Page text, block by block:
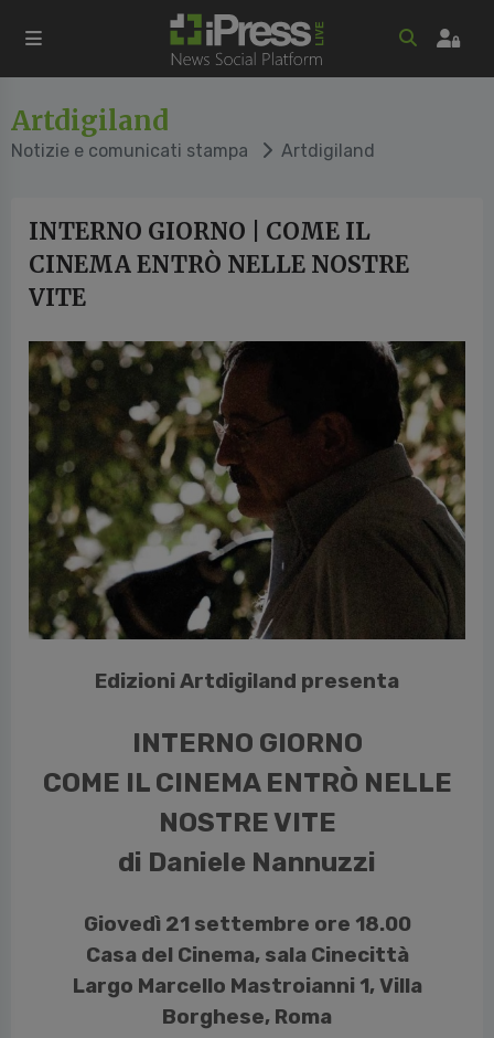
Artdigiland
Notizie e comunicati stampa Artdigiland
INTERNO GIORNO | COME IL
CINEMA ENTRÒ NELLE NOSTRE
VITE
Edizioni Artdigiland presenta
INTERNO GIORNO
COME IL CINEMA ENTRÒ NELLE
NOSTRE VITE
di Daniele Nannuzzi
Giovedì 21 settembre ore 18.00
Casa del Cinema, sala Cinecittà
Largo Marcello Mastroianni 1, Villa
Borghese, Roma